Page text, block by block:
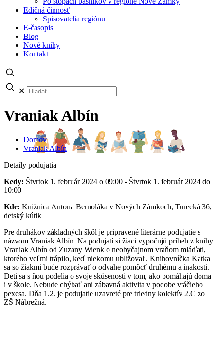
Edičná činnosť
Spisovatelia regiónu
E-časopis
Blog
Nové knihy
Kontakt
✕
Vraniak Albín
Domov
Vraniak Albín
Detaily podujatia
Kedy: Štvrtok 1. február 2024 o 09:00 - Štvrtok 1. február 2024 do
10:00
Kde: Knižnica Antona Bernoláka v Nových Zámkoch, Turecká 36,
detský kútik
Pre druhákov základných škôl je pripravené literárne podujatie s
názvom Vraniak Albín. Na podujatí si žiaci vypočujú príbeh z knihy
Vraniak Albín od Zuzany Wienk o neobyčajnom vraňom mláďati,
ktorého veľmi trápilo, keď niekomu ubližovali. Knihovníčka Katka
sa so žiakmi bude rozprávať o odvahe pomôcť druhému a inakosti.
Deti sa s ňou podelia o svoje skúsenosti v tom, ako pomáhajú doma
i v škole. Nebude chýbať ani zábavná aktivita v podobe vtáčieho
pexesa. Dňa 1.2. je podujatie uzavreté pre triedny kolektív 2.C zo
ZŠ Nábrežná.